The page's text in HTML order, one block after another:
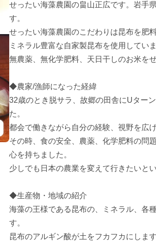
せったい海藻農園の畠山正広です。岩手
す。
せったい海藻農園のこだわりは昆布を肥
ミネラル豊富な自家製昆布を使用していま
無農薬、無化学肥料、天日干しのお米を
◆農家/漁師になった経緯
32歳のとき脱サラ、故郷の田舎にUター
た。
都会で働きながら自分の経験、視野を広
その時、食の安全、農薬、化学肥料の問
心を持ちました。
少しでも日本の農業を変えて行きたいと
◆生産物・地域の紹介
海藻の王様である昆布の、ミネラル、各
す。
昆布のアルギン酸が土をフカフカにしま